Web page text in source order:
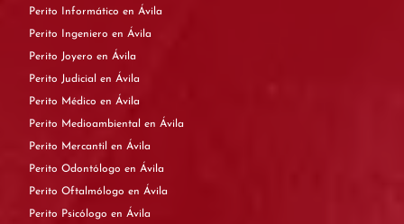
Perito Informático en Ávila
Perito Ingeniero en Ávila
Perito Joyero en Ávila
Perito Judicial en Ávila
Perito Médico en Ávila
Perito Medioambiental en Ávila
Perito Mercantil en Ávila
Perito Odontólogo en Ávila
Perito Oftalmólogo en Ávila
Perito Psicólogo en Ávila